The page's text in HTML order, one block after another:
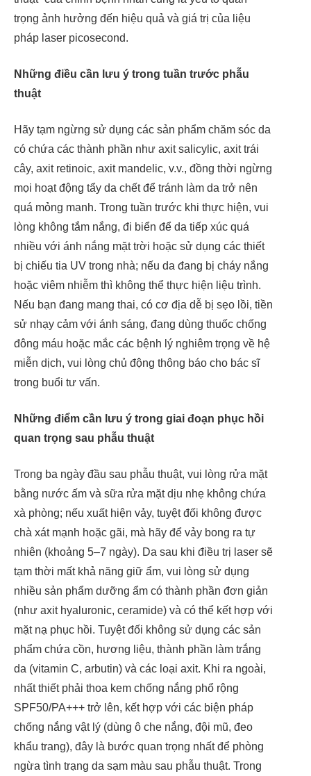
trọng ảnh hưởng đến hiệu quả và giá trị của liệu
pháp laser picosecond.
Những điều cần lưu ý trong tuần trước phẫu
thuật
Hãy tạm ngừng sử dụng các sản phẩm chăm sóc da
có chứa các thành phần như axit salicylic, axit trái
cây, axit retinoic, axit mandelic, v.v., đồng thời ngừng
mọi hoạt động tẩy da chết để tránh làm da trở nên
quá mỏng manh. Trong tuần trước khi thực hiện, vui
lòng không tắm nắng, đi biển để da tiếp xúc quá
nhiều với ánh nắng mặt trời hoặc sử dụng các thiết
bị chiếu tia UV trong nhà; nếu da đang bị cháy nắng
hoặc viêm nhiễm thì không thể thực hiện liệu trình.
Nếu bạn đang mang thai, có cơ địa dễ bị sẹo lồi, tiền
sử nhạy cảm với ánh sáng, đang dùng thuốc chống
đông máu hoặc mắc các bệnh lý nghiêm trọng về hệ
miễn dịch, vui lòng chủ động thông báo cho bác sĩ
trong buổi tư vấn.
Những điểm cần lưu ý trong giai đoạn phục hồi
quan trọng sau phẫu thuật
Trong ba ngày đầu sau phẫu thuật, vui lòng rửa mặt
bằng nước ấm và sữa rửa mặt dịu nhẹ không chứa
xà phòng; nếu xuất hiện vảy, tuyệt đối không được
chà xát mạnh hoặc gãi, mà hãy để vảy bong ra tự
nhiên (khoảng 5–7 ngày). Da sau khi điều trị laser sẽ
tạm thời mất khả năng giữ ẩm, vui lòng sử dụng
nhiều sản phẩm dưỡng ẩm có thành phần đơn giản
(như axit hyaluronic, ceramide) và có thể kết hợp với
mặt nạ phục hồi. Tuyệt đối không sử dụng các sản
phẩm chứa cồn, hương liệu, thành phần làm trắng
da (vitamin C, arbutin) và các loại axit. Khi ra ngoài,
nhất thiết phải thoa kem chống nắng phổ rộng
SPF50/PA+++ trở lên, kết hợp với các biện pháp
chống nắng vật lý (dùng ô che nắng, đội mũ, đeo
khẩu trang), đây là bước quan trọng nhất để phòng
ngừa tình trạng da sạm màu sau phẫu thuật. Trong